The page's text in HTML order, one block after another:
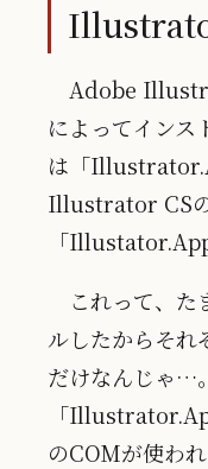
Adobe
によってイン
は「
Illustrator CS
「
これって、た
ルしたからそれ
だけなんじゃ…
「
のCOMが使われ